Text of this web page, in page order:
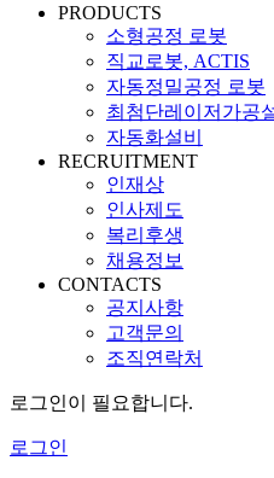
PRODUCTS
소형공정 로봇
직교로봇, ACTIS
자동정밀공정 로봇
최첨단레이저가공
자동화설비
RECRUITMENT
인재상
인사제도
복리후생
채용정보
CONTACTS
공지사항
고객문의
조직연락처
로그인이 필요합니다.
로그인